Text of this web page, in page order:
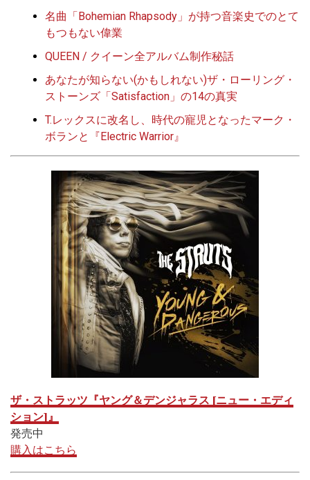
名曲「Bohemian Rhapsody」が持つ音楽史でのとて
もつもない偉業
QUEEN / クイーン全アルバム制作秘話
あなたが知らない(かもしれない)ザ・ローリング・
ストーンズ「Satisfaction」の14の真実
T.レックスに改名し、時代の寵児となったマーク・
ボランと『Electric Warrior』
ザ・ストラッツ『ヤング＆デンジャラス [ニュー・エディ
ション]』
発売中
購入はこちら